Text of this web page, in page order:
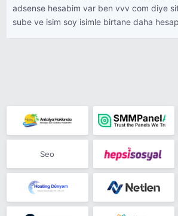
adsense hesabim var ben vvv com diye
sube ve isim soy isimle birtane daha
Seo